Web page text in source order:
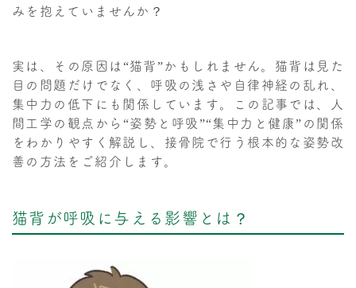
みを抱えていませんか？
実は、その原因は“猫背”かもしれません。猫背は見た
目の問題だけでなく、呼吸の浅さや自律神経の乱れ、
集中力の低下にも関係しています。この記事では、人
間工学の観点から“姿勢と呼吸”“集中力と健康”の関係
をわかりやすく解説し、接骨院で行う根本的な姿勢改
善の方法をご紹介します。
猫背が呼吸に与える影響とは？